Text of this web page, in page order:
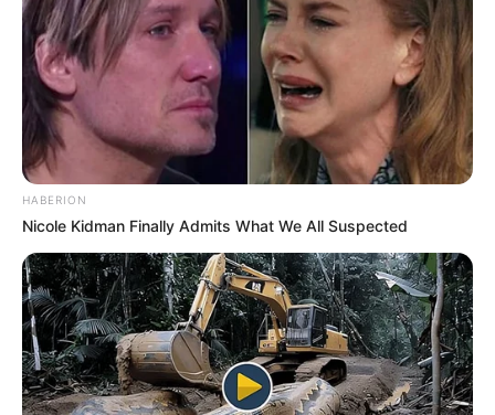
Shenina Cinnamon Megan Domani
Beby Tsabina Salshabilla Adriani
TULIS KOMENTAR
Alamat email Anda tidak akan dipublikasikan. Ruas yang wajib ditandai*
HABERION
Nicole Kidman Finally Admits What We All Suspected